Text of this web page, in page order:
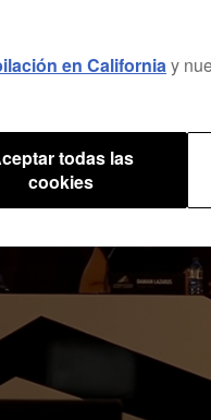
en Californiay
todas las
cookies